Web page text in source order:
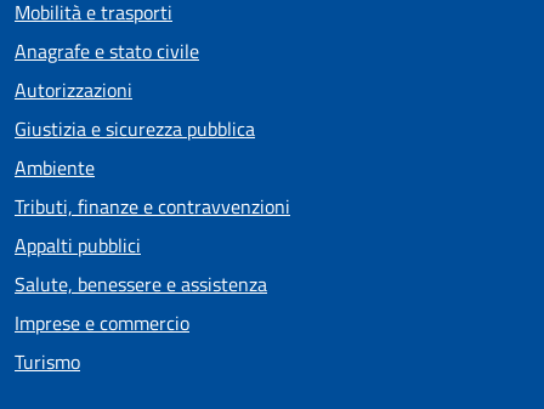
Mobilità e trasporti
Anagrafe e stato civile
Autorizzazioni
Giustizia e sicurezza pubblica
Ambiente
Tributi, finanze e contravvenzioni
Appalti pubblici
Salute, benessere e assistenza
Imprese e commercio
Turismo